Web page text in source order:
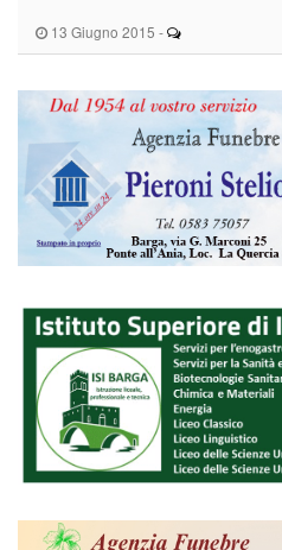
13 Giugno 2015 -